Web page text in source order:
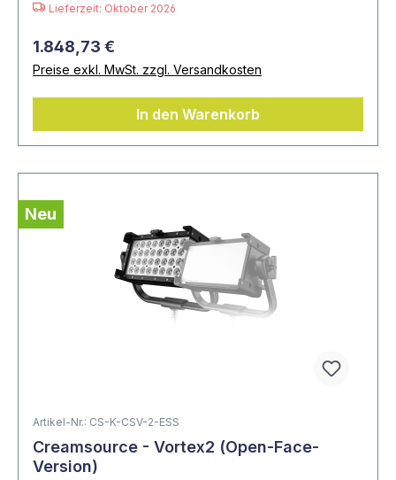
Lieferzeit: Oktober 2026
1.848,73 €
Preise exkl. MwSt. zzgl. Versandkosten
In den Warenkorb
Neu
Artikel-Nr.: CS-K-CSV-2-ESS
Creamsource - Vortex2 (Open-Face-
Version)